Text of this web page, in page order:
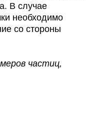
В случае
необходимо
со стороны
частиц,